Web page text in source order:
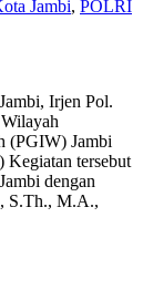
Jambi, POLRI
Irjen Pol.
(PGIW) Jambi
Kegiatan tersebut
dengan
S.Th., M.A.,